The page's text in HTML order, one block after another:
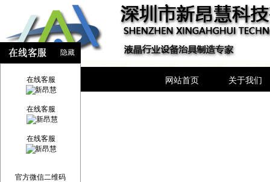
网站首页 关于我们
隐藏
在线客服
在线客服
在线客服
官方微信二维码